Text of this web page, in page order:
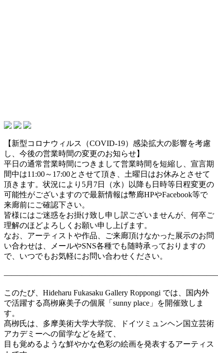
【新型コロナウィルス（COVID-19）感染拡大の影響を考慮
し、今後の営業時間の変更のお知らせ】
平日の通常営業時間につきまして営業時間を短縮し、宣言期
間中は11:00～17:00とさせて頂き、土曜日はお休みとさせて
頂きます。状況により5月7日（水）以降も日時等日程変更の
可能性がございますので最新情報は幣廊HPやFacebook等で
来廊前にご確認下さい。
皆様にはご迷惑をお掛け致し申し訳ございませんが、何卒ご
理解のほどよろしくお願い申し上げます。
なお、アーティストや作品、ご来廊頂けなかった展示のお問
い合わせは、メールやSNS各種でも随時承っておりますの
で、いつでもお気軽にお問い合わせください。
このたび、Hideharu Fukasaku Gallery Roppongi では、国内外
で活躍する髙栁麻美子の個展「sunny place」を開催致しま
す。
髙栁氏は、多摩美術大学大学院、ドイツミュンヘン国立芸術
アカデミーへの留学などを経て、
目も覚めるような鮮やかな色彩の絵画を発表するアーティス